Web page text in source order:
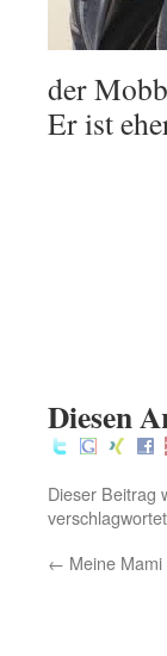
der
Er ist
Diesen
Dieser Beitrag
← Meine